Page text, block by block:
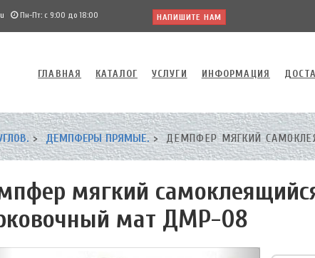
Пн-Пт: с 9:00 до 18:00 НАПИШИТЕ НАМ
ГЛАВНАЯ КАТАЛОГ УСЛУГИ ИНФОРМАЦИЯ
ДЕМПФЕРЫ ПРЯМЫЕ. ДЕМПФЕР МЯГКИЙ
мягкий
мат ДМР-08